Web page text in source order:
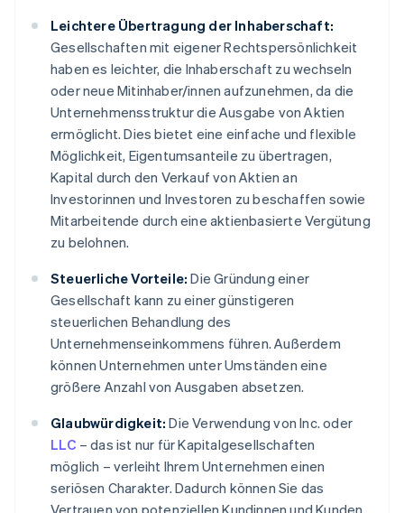
Leichtere Übertragung der Inhaberschaft:
Gesellschaften mit eigener Rechtspersönlichkeit
haben es leichter, die Inhaberschaft zu wechseln
oder neue Mitinhaber/innen aufzunehmen, da die
Unternehmensstruktur die Ausgabe von Aktien
ermöglicht. Dies bietet eine einfache und flexible
Möglichkeit, Eigentumsanteile zu übertragen,
Kapital durch den Verkauf von Aktien an
Investorinnen und Investoren zu beschaffen sowie
Mitarbeitende durch eine aktienbasierte Vergütung
zu belohnen.
Steuerliche Vorteile: Die Gründung einer
Gesellschaft kann zu einer günstigeren
steuerlichen Behandlung des
Unternehmenseinkommens führen. Außerdem
können Unternehmen unter Umständen eine
größere Anzahl von Ausgaben absetzen.
Glaubwürdigkeit: Die Verwendung von Inc. oder
LLC – das ist nur für Kapitalgesellschaften
möglich – verleiht Ihrem Unternehmen einen
seriösen Charakter. Dadurch können Sie das